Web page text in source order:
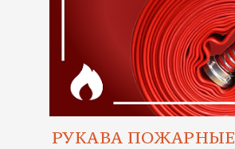
РУКАВА ПОЖАРНЫЕ